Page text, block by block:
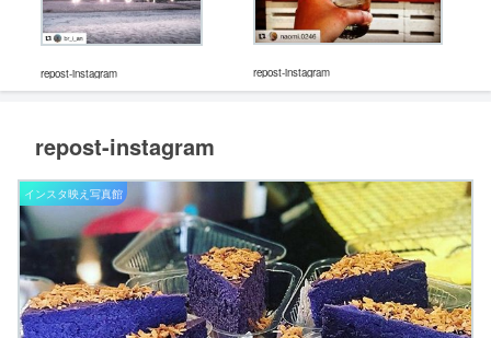
repost-instagram repost-instagram
repost-instagram
インスタ映え写真館